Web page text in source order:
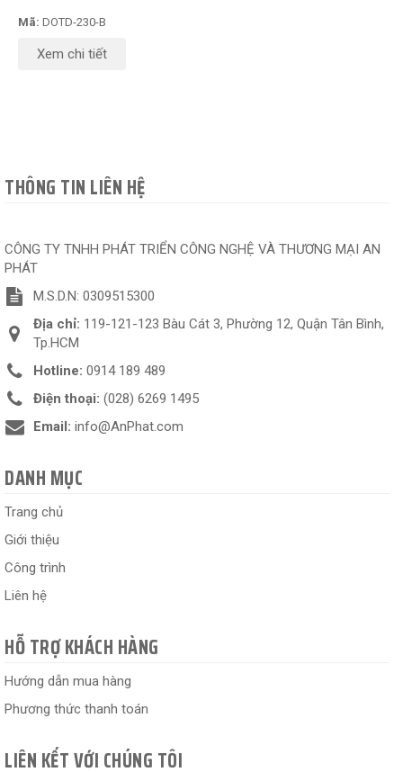
Mã: DOTD-230-B
Xem chi tiết
THÔNG TIN LIÊN HỆ
CÔNG TY TNHH PHÁT TRIỂN CÔNG NGHỆ VÀ THƯƠNG MẠI AN
PHÁT
M.S.D.N: 0309515300
Địa chỉ: 119-121-123 Bàu Cát 3, Phường 12, Quận Tân Bình,
Tp.HCM
Hotline: 0914 189 489
Điện thoại: (028) 6269 1495
Email: info@AnPhat.com
DANH MỤC
Trang chủ
Giới thiệu
Công trình
Liên hệ
HỖ TRỢ KHÁCH HÀNG
Hướng dẫn mua hàng
Phương thức thanh toán
LIÊN KẾT VỚI CHÚNG TÔI